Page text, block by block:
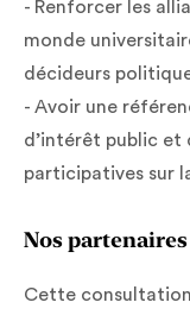
- Renforcer les
monde
décideurs
- Avoir une
d’intérêt public
participatives sur
Nos partenaires
Cette